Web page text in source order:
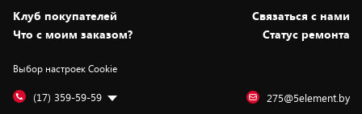
Статьи и обзоры
Вакансии
Дай пять добру!
Безналичный расчёт
Обмен и возврат товара
Обработка персональных данных
Подарочные карты
Установка техники
Для игровых консолей
Для мобильных устройств
Для компьютеров
Скидки и промокоды
Белорусские товары
Бонусы
Оплата частями
Клуб покупателей
Cвязаться с нами
Что с моим заказом?
Статус ремонта
Выбор настроек Cookie
(17) 359-59-59 275@5element.by